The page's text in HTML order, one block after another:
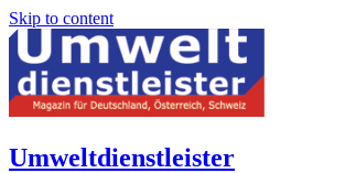
Skip to content
Umweltdienstleister